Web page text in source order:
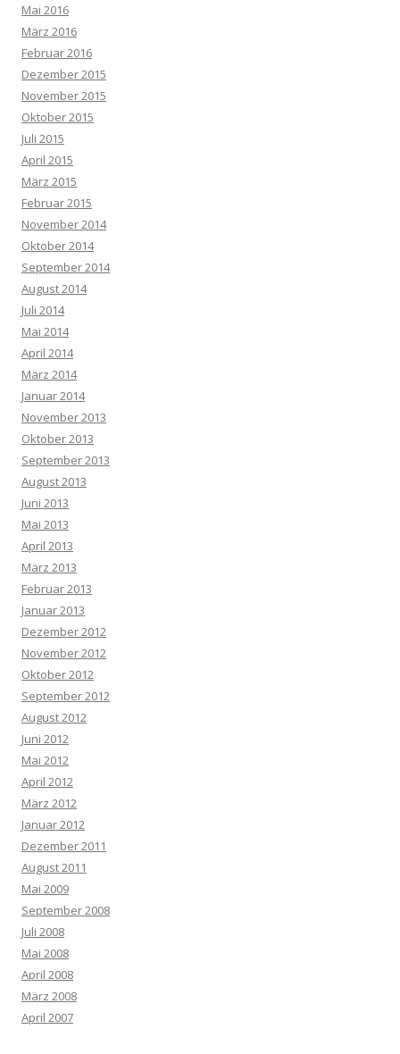
Mai 2016
März 2016
Februar 2016
Dezember 2015
November 2015
Oktober 2015
Juli 2015
April 2015
März 2015
Februar 2015
November 2014
Oktober 2014
September 2014
August 2014
Juli 2014
Mai 2014
April 2014
März 2014
Januar 2014
November 2013
Oktober 2013
September 2013
August 2013
Juni 2013
Mai 2013
April 2013
März 2013
Februar 2013
Januar 2013
Dezember 2012
November 2012
Oktober 2012
September 2012
August 2012
Juni 2012
Mai 2012
April 2012
März 2012
Januar 2012
Dezember 2011
August 2011
Mai 2009
September 2008
Juli 2008
Mai 2008
April 2008
März 2008
April 2007